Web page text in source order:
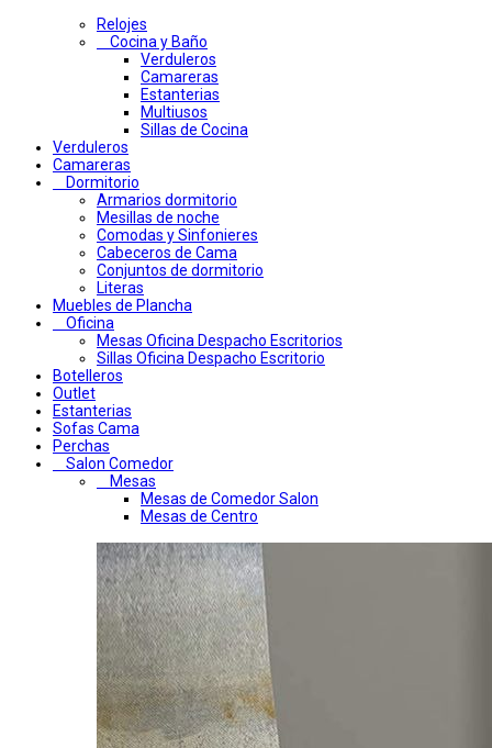
Relojes
Cocina y Baño
Verduleros
Camareras
Estanterias
Multiusos
Sillas de Cocina
Verduleros
Camareras
Dormitorio
Armarios dormitorio
Mesillas de noche
Comodas y Sinfonieres
Cabeceros de Cama
Conjuntos de dormitorio
Literas
Muebles de Plancha
Oficina
Mesas Oficina Despacho Escritorios
Sillas Oficina Despacho Escritorio
Botelleros
Outlet
Estanterias
Sofas Cama
Perchas
Salon Comedor
Mesas
Mesas de Comedor Salon
Mesas de Centro